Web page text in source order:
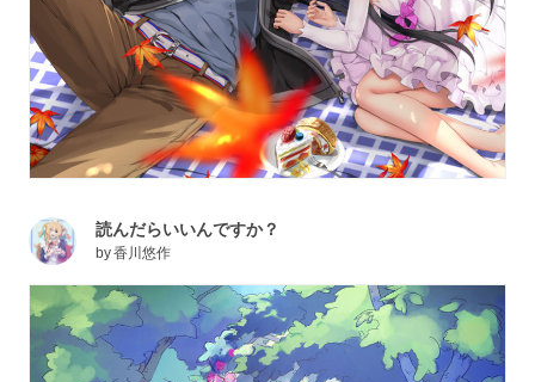
読んだらいいんですか？
by香川悠作